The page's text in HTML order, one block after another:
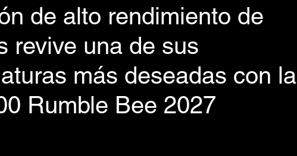
de alto rendimiento de
revive una de sus
más deseadas con la
Rumble Bee 2027